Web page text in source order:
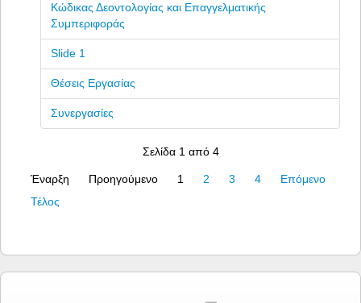
Κώδικας Δεοντολογίας και Επαγγελματικής
Συμπεριφοράς
Slide 1
Θέσεις Εργασίας
Συνεργασίες
Σελίδα 1 από 4
Έναρξη Προηγούμενο 1 2 3 4
Επόμενο
Τέλος